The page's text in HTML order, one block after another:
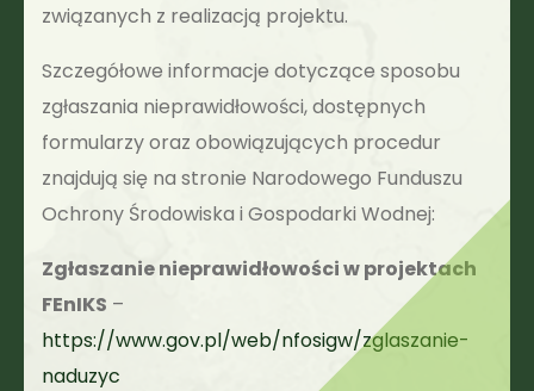
związanych z realizacją projektu.
Szczegółowe informacje dotyczące sposobu
zgłaszania nieprawidłowości, dostępnych
formularzy oraz obowiązujących procedur
znajdują się na stronie Narodowego Funduszu
Ochrony Środowiska i Gospodarki Wodnej:
Zgłaszanie nieprawidłowości w projektach
FEnIKS –
https://www.gov.pl/web/nfosigw/zglaszanie-
naduzyc